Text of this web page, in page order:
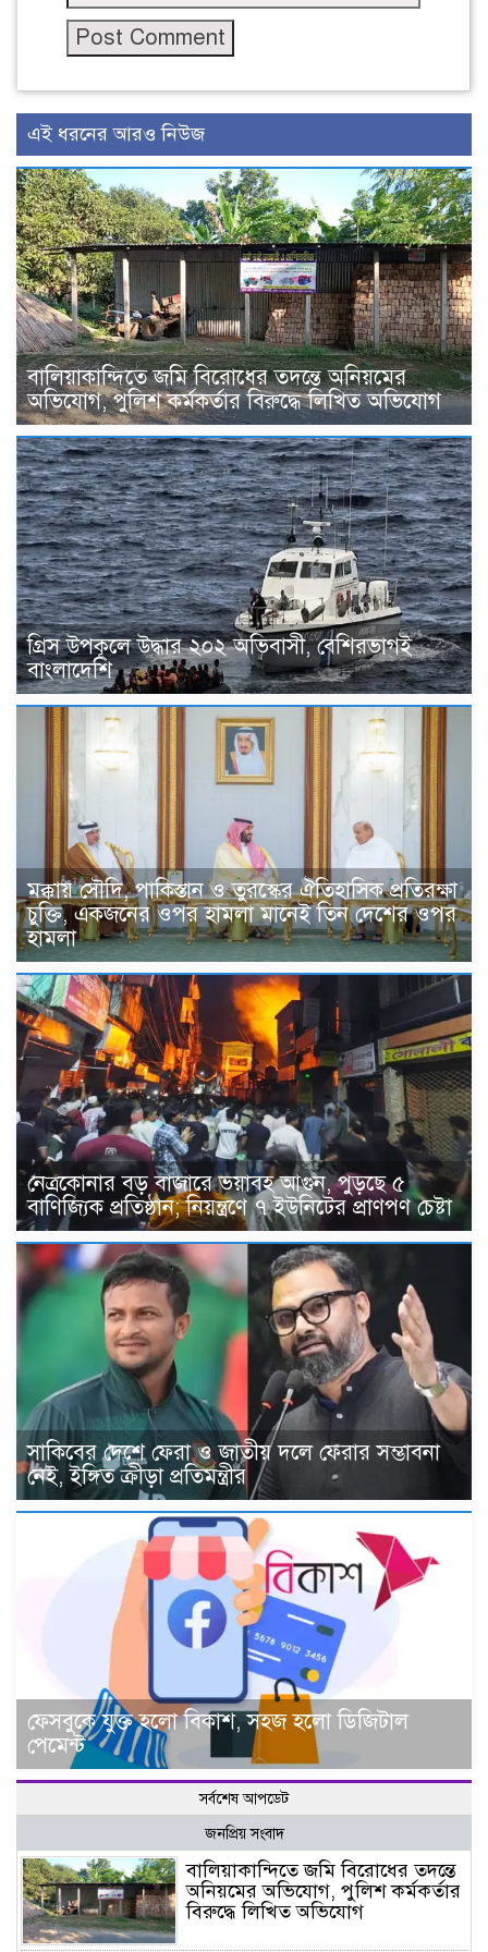
এই ধরনের আরও নিউজ
বালিয়াকান্দিতে জমি বিরোধের তদন্তে অনিয়মের
অভিযোগ, পুলিশ কর্মকর্তার বিরুদ্ধে লিখিত অভিযোগ
গ্রিস উপকূলে উদ্ধার ২০২ অভিবাসী, বেশিরভাগই
বাংলাদেশি
মক্কায় সৌদি, পাকিস্তান ও তুরস্কের ঐতিহাসিক প্রতিরক্ষা
চুক্তি, একজনের ওপর হামলা মানেই তিন দেশের ওপর
হামলা
নেত্রকোনার বড় বাজারে ভয়াবহ আগুন, পুড়ছে ৫
বাণিজ্যিক প্রতিষ্ঠান; নিয়ন্ত্রণে ৭ ইউনিটের প্রাণপণ চেষ্টা
সাকিবের দেশে ফেরা ও জাতীয় দলে ফেরার সম্ভাবনা
নেই, ইঙ্গিত ক্রীড়া প্রতিমন্ত্রীর
ফেসবুকে যুক্ত হলো বিকাশ, সহজ হলো ডিজিটাল
পেমেন্ট
সর্বশেষ আপডেট
জনপ্রিয় সংবাদ
বালিয়াকান্দিতে জমি বিরোধের তদন্তে
অনিয়মের অভিযোগ, পুলিশ কর্মকর্তার
বিরুদ্ধে লিখিত অভিযোগ